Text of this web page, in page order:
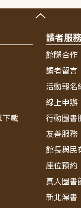
下載
讀者服務
館際合作
讀者留言
活動報名
線上申辦
行動圖書
友善服務
館長與民
座位預約
真人圖書
新北漂書